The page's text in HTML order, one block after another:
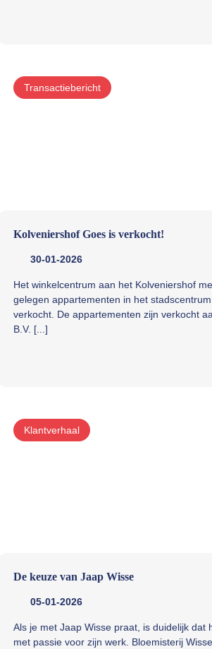
Transactiebericht
Kolveniershof Goes is verkocht!
30-01-2026
Het winkelcentrum aan het Kolveniershof
gelegen appartementen in het
verkocht. De appartementen zijn verkocht
B.V. [...]
Klantverhaal
De keuze van Jaap Wisse
05-01-2026
Als je met Jaap Wisse praat, is duidelijk dat
met passie voor zijn werk. Bloemisterij